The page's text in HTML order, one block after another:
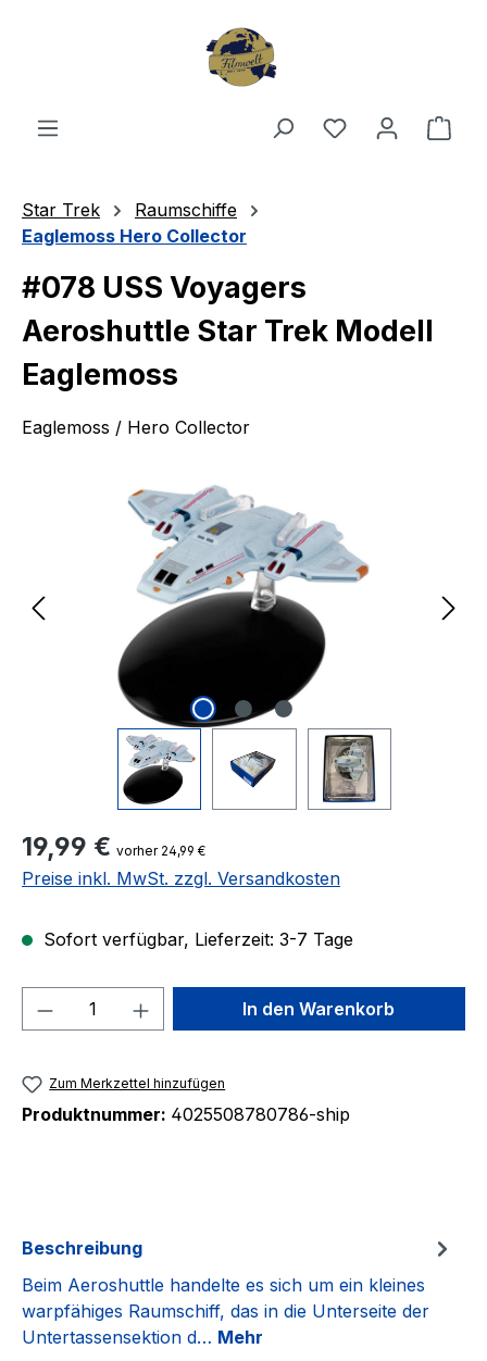
Du hast 0
Star Trek
Raumschiffe
Eaglemoss Hero Collector
#078 USS Voyagers
Aeroshuttle Star Trek Modell
Eaglemoss
Eaglemoss / Hero Collector
Regulärer Preis:
19,99 € vorher 24,99 €
Preise inkl. MwSt. zzgl. Versandkosten
Sofort verfügbar, Lieferzeit: 3-7 Tage
Produkt Anzahl: Gib denIn den Warenkorb
Zum Merkzettel hinzufügen
Produktnummer: 4025508780786-ship
Beschreibung
Beim Aeroshuttle handelte es sich um ein kleines
warpfähiges Raumschiff, das in die Unterseite der
Untertassensektion d… Mehr